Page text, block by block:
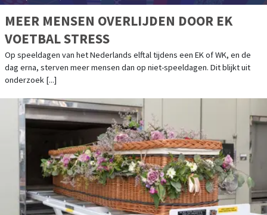
MEER MENSEN OVERLIJDEN DOOR EK
VOETBAL STRESS
Op speeldagen van het Nederlands elftal tijdens een EK of WK, en de
dag erna, sterven meer mensen dan op niet-speeldagen. Dit blijkt uit
onderzoek [...]